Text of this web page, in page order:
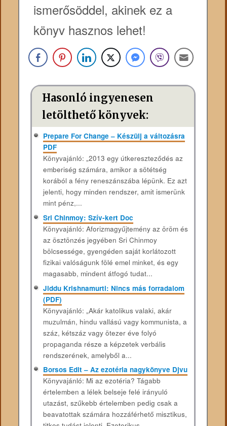
ismerősöddel, akinek ez a
könyv hasznos lehet!
Hasonló ingyenesen
letölthető könyvek:
Prepare For Change – Készülj a változásra
PDF
Könyvajánló: „2013 egy útkereszteződés az
emberiség számára, amikor a sötétség
korából a fény reneszánszába lépünk. Ez azt
jelenti, hogy minden rendszer, amit ismerünk
mint pénz,...
Sri Chinmoy: Szív-kert Doc
Könyvajánló: Aforizmagyűjtemény az öröm és
az ösztönzés jegyében Sri Chinmoy
bölcsessége, gyengéden saját korlátozott
fizikai valóságunk fölé emel minket, és egy
magasabb, mindent átfogó tudat...
Jiddu Krishnamurti: Nincs más forradalom
(PDF)
Könyvajánló: „Akár katolikus valaki, akár
muzulmán, hindu vallású vagy kommunista, a
száz, kétszáz vagy ötezer éve folyó
propaganda része a képzetek verbális
rendszerének, amelyből a...
Borsos Edit – Az ezotéria nagykönyve Djvu
Könyvajánló: Mi az ezotéria? Tágabb
értelemben a lélek belseje felé irányuló
utazást, szűkebb értelemben pedig csak a
beavatottak számára hozzáférhető misztikus,